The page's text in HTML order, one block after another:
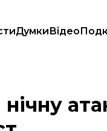
ДумкиВідео
міст